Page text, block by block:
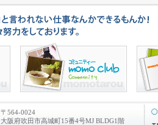
〒564-0024
大阪府吹田市高城町15番4号MJ BLDG1階